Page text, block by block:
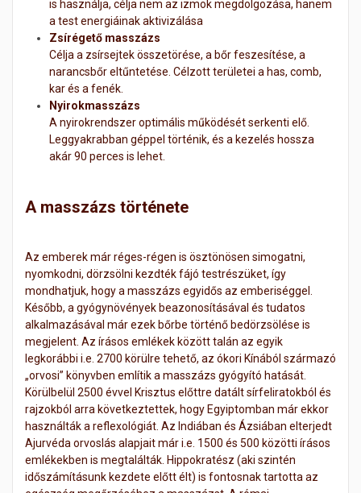
is használja, célja nem az izmok megdolgozása, hanem
a test energiáinak aktivizálása
Zsírégető masszázs
Célja a zsírsejtek összetörése, a bőr feszesítése, a
narancsbőr eltűntetése. Célzott területei a has, comb,
kar és a fenék.
Nyirokmasszázs
A nyirokrendszer optimális működését serkenti elő.
Leggyakrabban géppel történik, és a kezelés hossza
akár 90 perces is lehet.
A masszázs története
Az emberek már réges-régen is ösztönösen simogatni,
nyomkodni, dörzsölni kezdték fájó testrészüket, így
mondhatjuk, hogy a masszázs egyidős az emberiséggel.
Később, a gyógynövények beazonosításával és tudatos
alkalmazásával már ezek bőrbe történő bedörzsölése is
megjelent. Az írásos emlékek között talán az egyik
legkorábbi i.e. 2700 körülre tehető, az ókori Kínából származó
„orvosi” könyvben említik a masszázs gyógyító hatását.
Körülbelül 2500 évvel Krisztus előttre datált sírfeliratokból és
rajzokból arra következtettek, hogy Egyiptomban már ekkor
használták a reflexológiát. Az Indiában és Ázsiában elterjedt
Ajurvéda orvoslás alapjait már i.e. 1500 és 500 közötti írásos
emlékekben is megtalálták. Hippokratész (aki szintén
időszámításunk kezdete előtt élt) is fontosnak tartotta az